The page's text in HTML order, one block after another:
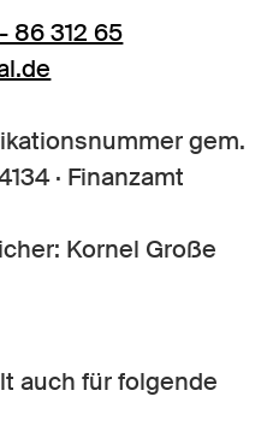
uns
86 312 65
gem.
· Finanzamt
Kornel Große
auch für folgende